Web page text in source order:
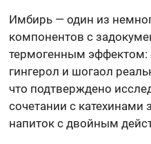
Имбирь — один из
компонентов с
термогенным эффектом:
гингерол и шогаол
что подтверждено
сочетании с катехинами
напиток с двойным